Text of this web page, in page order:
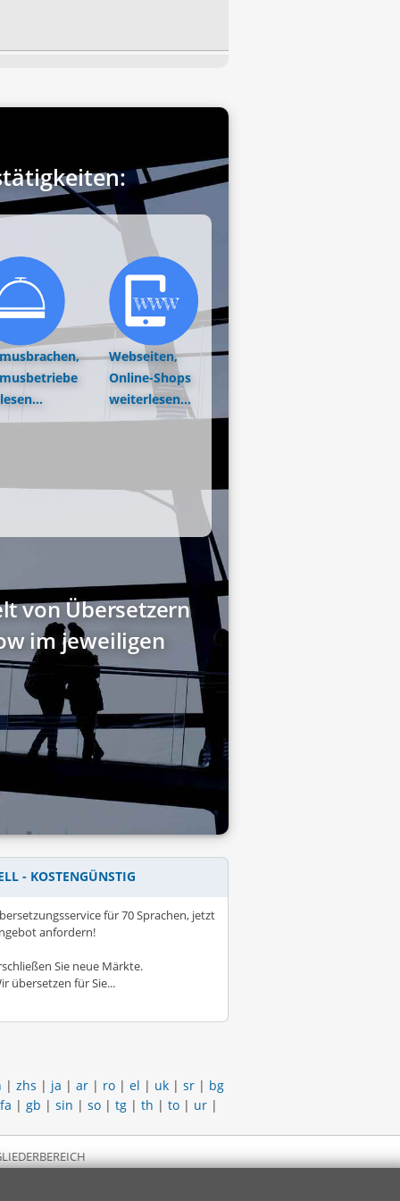
Webseiten,
Online-Shops
weiterlesen...
von Übersetzern
im jeweiligen
- KOSTENGÜNSTIG
für 70 Sprachen, jetzt
anfordern!
Sie neue Märkte.
übersetzen für Sie...
| zhs | ja | ar | ro | el | uk | sr | bg
fa | gb | sin | so | tg | th | to | ur |